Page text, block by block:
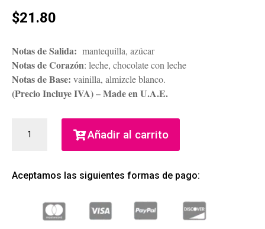
$21.80
Notas de Salida: mantequilla, azúcar
Notas de Corazón: leche, chocolate con leche
Notas de Base: vainilla, almizcle blanco.
(Precio Incluye IVA) – Made en U.A.E.
COOKIES
EAU
PARFUM
Añadir al carrito
Aceptamos las siguientes formas de pago: